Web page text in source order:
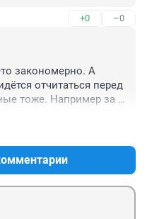
+0 –0
закономерно. А
отчитаться перед
тоже. Например за